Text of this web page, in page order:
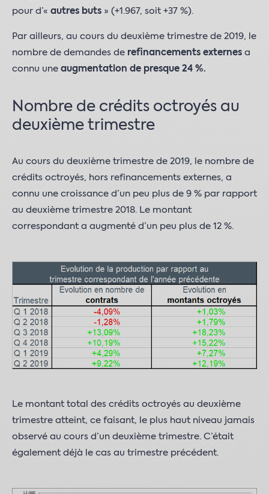
pour d’« autres buts » (+1.967, soit +37 %).
Par ailleurs, au cours du deuxième trimestre de 2019, le
nombre de demandes de refinancements externes a
connu une augmentation de presque 24 %.
Nombre de crédits octroyés au
deuxième trimestre
Au cours du deuxième trimestre de 2019, le nombre de
crédits octroyés, hors refinancements externes, a
connu une croissance d’un peu plus de 9 % par rapport
au deuxième trimestre 2018. Le montant
correspondant a augmenté d’un peu plus de 12 %.
Le montant total des crédits octroyés au deuxième
trimestre atteint, ce faisant, le plus haut niveau jamais
observé au cours d’un deuxième trimestre. C’était
également déjà le cas au trimestre précédent.